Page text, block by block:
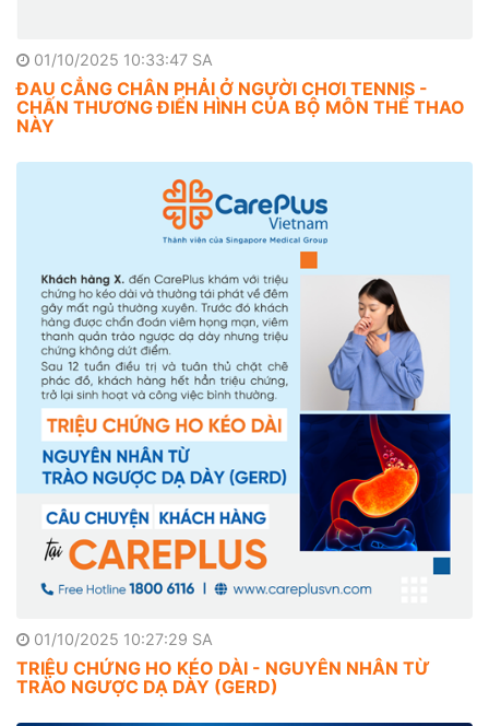
01/10/2025 10:33:47 SA
ĐAU CẲNG CHÂN PHẢI Ở NGƯỜI CHƠI TENNIS -
CHẤN THƯƠNG ĐIỂN HÌNH CỦA BỘ MÔN THỂ THAO
NÀY
01/10/2025 10:27:29 SA
TRIỆU CHỨNG HO KÉO DÀI - NGUYÊN NHÂN TỪ
TRÀO NGƯỢC DẠ DÀY (GERD)